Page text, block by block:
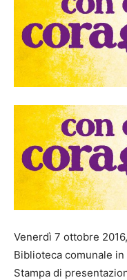
Venerdì 7 ottobre
Biblioteca comunale
Stampa di